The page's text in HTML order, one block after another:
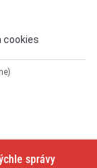
cookies
správy